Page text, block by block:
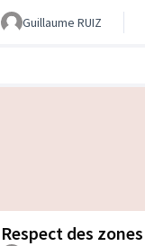
Guillaume RUIZ
Respect des